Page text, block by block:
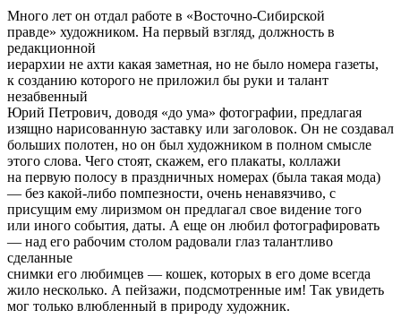
Много лет он отдал работе в «Восточно-Сибирской
правде» художником. На первый взгляд, должность в
редакционной
иерархии не ахти какая заметная, но не было номера газеты,
к созданию которого не приложил бы руки и талант
незабвенный
Юрий Петрович, доводя «до ума» фотографии, предлагая
изящно нарисованную заставку или заголовок. Он не создавал
больших полотен, но он был художником в полном смысле
этого слова. Чего стоят, скажем, его плакаты, коллажи
на первую полосу в праздничных номерах (была такая мода)
— без какой-либо помпезности, очень ненавязчиво, с
присущим ему лиризмом он предлагал свое видение того
или иного события, даты. А еще он любил фотографировать
— над его рабочим столом радовали глаз талантливо
сделанные
снимки его любимцев — кошек, которых в его доме всегда
жило несколько. А пейзажи, подсмотренные им! Так увидеть
мог только влюбленный в природу художник.